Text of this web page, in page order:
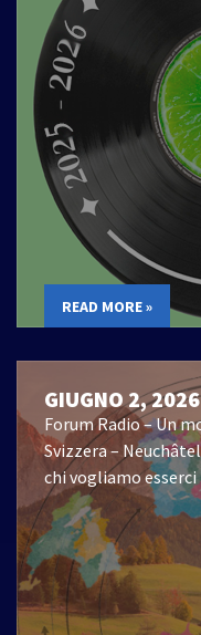
READ MORE »
GIUGNO 2, 2026
Forum Radio – Un
Svizzera –
chi vogliamo esserci